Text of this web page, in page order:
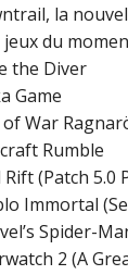
la
du
the Diver
Game
of War
Rumble
Rift (Patch 5.0
Immortal
Spider-
2 (A